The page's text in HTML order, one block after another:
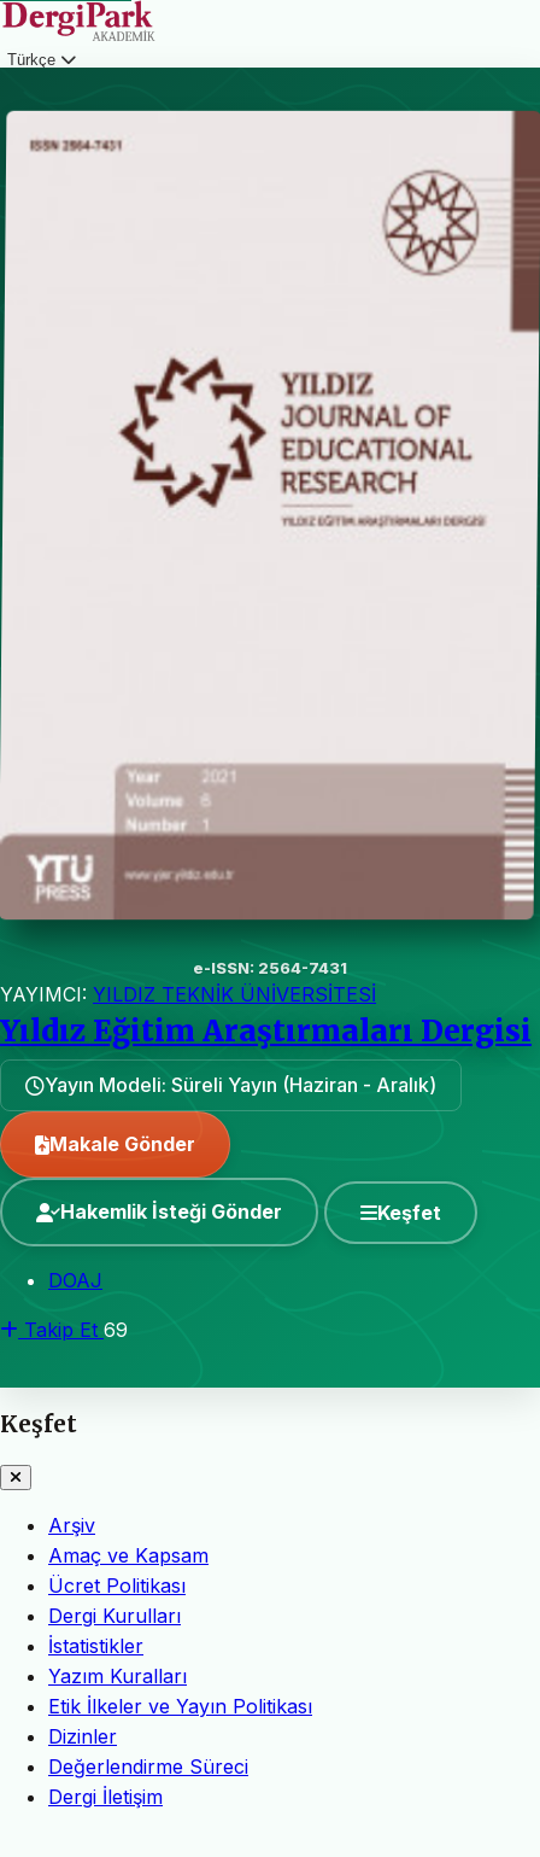
Türkçe
e-ISSN: 2564-7431
YAYIMCI: YILDIZ TEKNİK ÜNİVERSİTESİ
Yıldız Eğitim Araştırmaları Dergisi
Yayın Modeli: Süreli Yayın (Haziran - Aralık)
Makale Gönder
Hakemlik İsteği Gönder Keşfet
DOAJ
Takip Et 69
Keşfet
Arşiv
Amaç ve Kapsam
Ücret Politikası
Dergi Kurulları
İstatistikler
Yazım Kuralları
Etik İlkeler ve Yayın Politikası
Dizinler
Değerlendirme Süreci
Dergi İletişim